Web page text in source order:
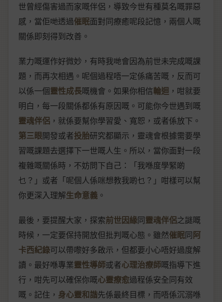
世曾經傷害過而家嘅伴侶，導致今世有種莫名嘅罪惡
感，當佢哋透過催眠面對同療癒呢段記憶，兩個人嘅
關係即刻得到改善。
業力嘅運作好微妙，有時我哋會因為前世未完成嘅課
題，而再次相遇。呢個過程唔一定係痛苦嘅，反而可
以係一個靈性成長嘅機會。如果你相信輪迴 ，咁就要
明白，每一段關係都係有原因嘅。可能你今世遇到嘅
靈魂伴侶 ，就係要幫你學習愛、寬恕，或者係放下。
第三眼開發或者投胎研究都顯示，靈魂會根據需要學
習嘅課題去選擇下一世嘅人生。所以，當你面對一段
複雜嘅關係時，不妨問下自己：「我喺度學緊啲
乜？」或者「呢個人係咪想教我啲乜？」咁樣可以幫
你更深入理解生命意義 。
最後，要提醒大家，探索前世因緣同靈魂伴侶之謎嘅
時候，一定要保持開放但批判嘅心態。雖然催眠同阿
卡西紀錄可以帶嚟好多啟示，但都要小心唔好過度解
讀。最好喺專業靈性導師或者心理治療師嘅指導下進
行，咁先可以確保你嘅心靈療愈過程係安全同有效
嘅。記住， 身心靈和諧先係最終目標，而唔係沉溺喺